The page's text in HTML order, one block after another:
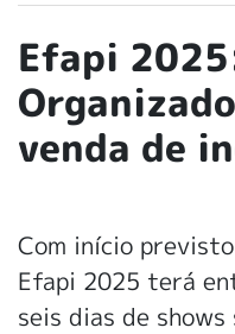
Efapi
venda de
Com início
Efapi 2025 terá
seis dias de shows